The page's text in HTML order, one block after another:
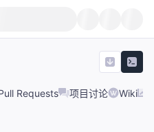
Requests 项目讨论 Wiki